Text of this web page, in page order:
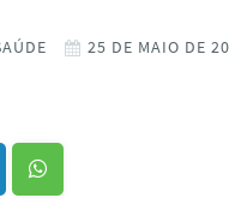
25 DE MAIO DE